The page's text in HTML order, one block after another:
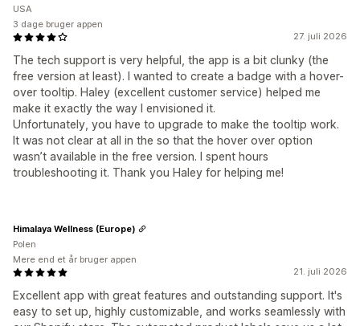
27. juli 2026
The tech support is very helpful, the app is a bit clunky (the
free version at least). I wanted to create a badge with a hover-
over tooltip. Haley (excellent customer service) helped me
make it exactly the way I envisioned it.
Unfortunately, you have to upgrade to make the tooltip work.
It was not clear at all in the so that the hover over option
wasn’t available in the free version. I spent hours
troubleshooting it. Thank you Haley for helping me!
USA
3 dage bruger appen
21. juli 2026
Excellent app with great features and outstanding support. It's
easy to set up, highly customizable, and works seamlessly with
Himalaya Wellness (Europe)
Polen
Mere end et år bruger appen